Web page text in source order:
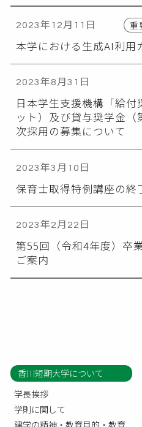
2023年12月11日 重
本学における生成AI利用
2023年8月31日
日本学生支援機構「給
ット）及び貸与奨学金
次採用の募集について
2023年3月10日
保育士取得特例講座の終
2023年2月22日
第55回（令和4年度）卒
ご案内
香川短期大学について
学長挨拶
学則に関して